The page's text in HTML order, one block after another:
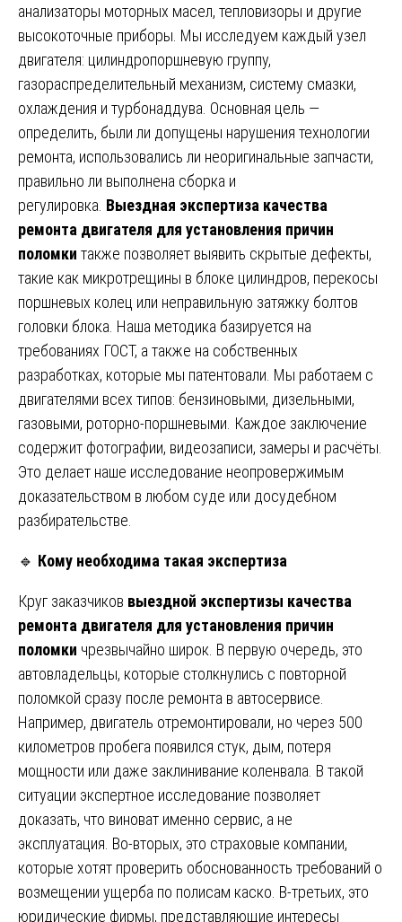
анализаторы моторных масел, тепловизоры и другие
высокоточные приборы. Мы исследуем каждый узел
двигателя: цилиндропоршневую группу,
газораспределительный механизм, систему смазки,
охлаждения и турбонаддува. Основная цель —
определить, были ли допущены нарушения технологии
ремонта, использовались ли неоригинальные запчасти,
правильно ли выполнена сборка и
регулировка. Выездная экспертиза качества
ремонта двигателя для установления причин
поломки также позволяет выявить скрытые дефекты,
такие как микротрещины в блоке цилиндров, перекосы
поршневых колец или неправильную затяжку болтов
головки блока. Наша методика базируется на
требованиях ГОСТ, а также на собственных
разработках, которые мы патентовали. Мы работаем с
двигателями всех типов: бензиновыми, дизельными,
газовыми, роторно-поршневыми. Каждое заключение
содержит фотографии, видеозаписи, замеры и расчёты.
Это делает наше исследование неопровержимым
доказательством в любом суде или досудебном
разбирательстве.
🔹 Кому необходима такая экспертиза
Круг заказчиков выездной экспертизы качества
ремонта двигателя для установления причин
поломки чрезвычайно широк. В первую очередь, это
автовладельцы, которые столкнулись с повторной
поломкой сразу после ремонта в автосервисе.
Например, двигатель отремонтировали, но через 500
километров пробега появился стук, дым, потеря
мощности или даже заклинивание коленвала. В такой
ситуации экспертное исследование позволяет
доказать, что виноват именно сервис, а не
эксплуатация. Во-вторых, это страховые компании,
которые хотят проверить обоснованность требований о
возмещении ущерба по полисам каско. В-третьих, это
юридические фирмы, представляющие интересы